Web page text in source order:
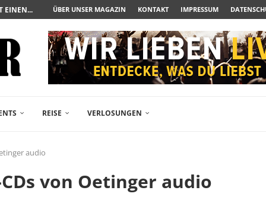
DER BESONDEREN ART
ZUM ALBTRAUM WIRD
FREIKARTEN- UND...
ACTION-BLOCKBUSTER...
POLARSTERN...
JETZT AUF DVD...
ROMCOM AUS 1963...
ÜBER UNSER MAGAZIN KONTAKT IMPRESSUM
REISE VERLOSUNGEN
audio
von Oetinger audio